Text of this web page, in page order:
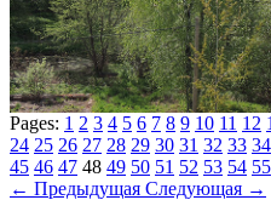
Pages: 1 2 3 4 5 6 7 8 9 10 11 12
24 25 26 27 28 29 30 31 32 33 34
45 46 47 48 49 50 51 52 53 54 55
← Предыдущая Следующая →